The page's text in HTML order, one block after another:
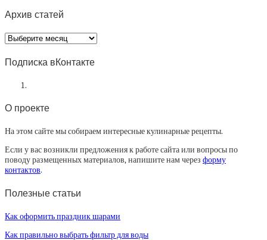
Архив статей
Архив
статей
Подписка вКонтакте
О проекте
На этом сайте мы собираем интересные кулинарные рецепты.
Если у вас возникли предложения к работе сайта или вопросы по
поводу размещенных материалов, напишите нам через форму
контактов.
Полезные статьи
Как оформить праздник шарами
Как правильно выбрать фильтр для воды